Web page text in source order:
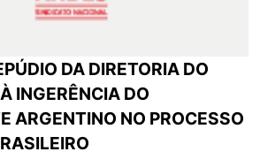
DA DIRETORIA DO
INGERÊNCIA DO
ARGENTINO NO PROCESSO